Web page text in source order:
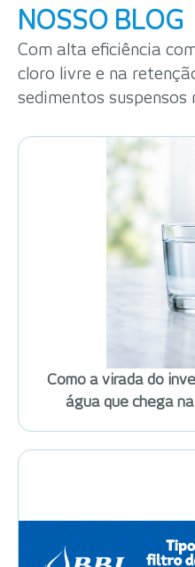
NOSSO BLOG
Com alta eficiência
cloro livre e na
sedimentos suspensos
Como a virada do
água que chega